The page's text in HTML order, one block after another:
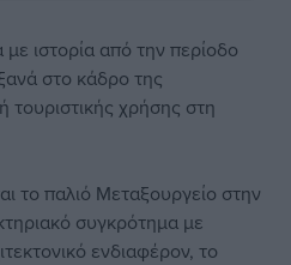
ιστορία από την περίοδο
στο κάδρο της
τουριστικής χρήσης στη
το παλιό Μεταξουργείο στην
συγκρότημα με
ενδιαφέρον, το